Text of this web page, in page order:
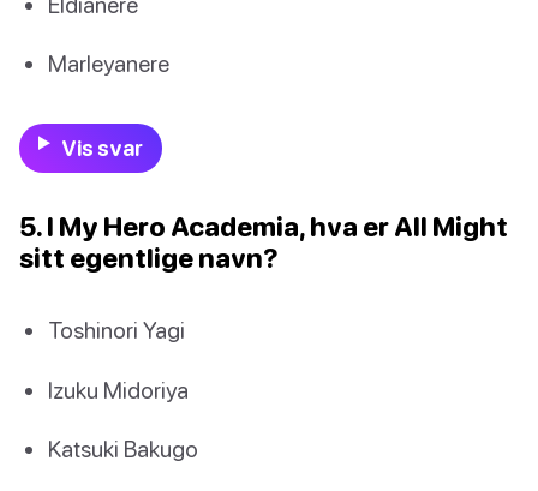
Marleyanere
Vis svar
5. I My Hero Academia, hva er All Might
sitt egentlige navn?
Toshinori Yagi
Izuku Midoriya
Katsuki Bakugo